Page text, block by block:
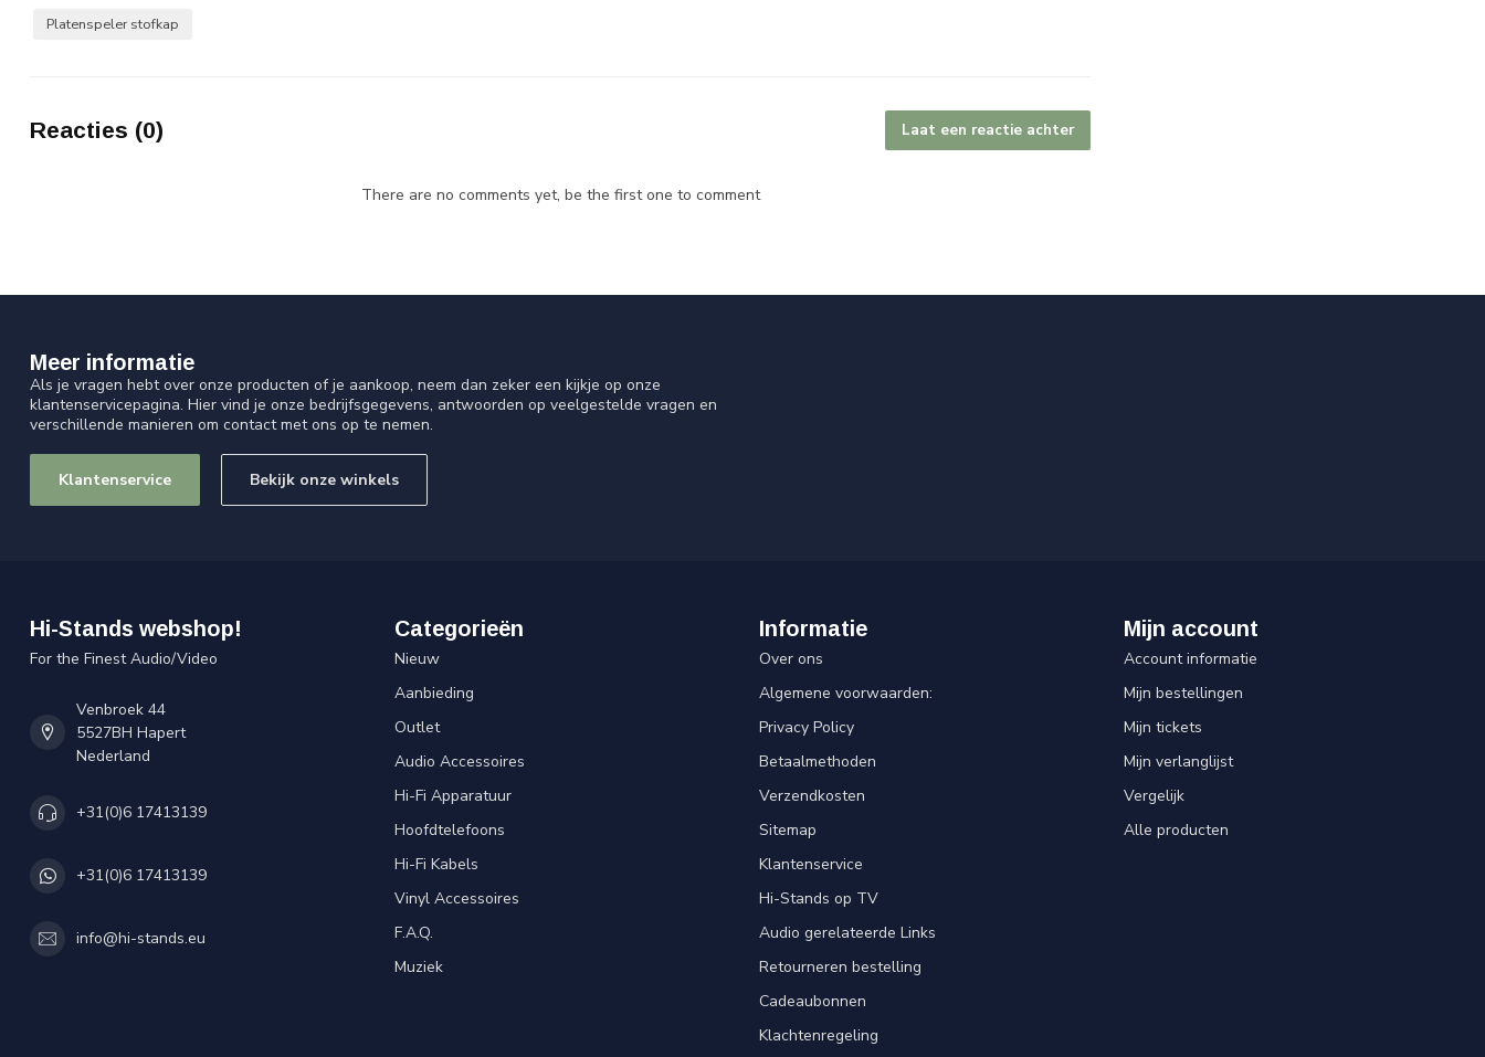
Platenspeler stofkap
Reacties (0) Laat een reactie achter
There are no comments yet, be the first one to comment
Meer informatie
Als je vragen hebt over onze producten of je aankoop, neem dan zeker een kijkje op onze
klantenservicepagina. Hier vind je onze bedrijfsgegevens, antwoorden op veelgestelde vragen en
verschillende manieren om contact met ons op te nemen.
Klantenservice Bekijk onze winkels
Hi-Stands webshop!
For the Finest Audio/Video
Venbroek 44
5527BH Hapert
Nederland
+31(0)6 17413139
+31(0)6 17413139
info@hi-stands.eu
Categorieën
Nieuw
Aanbieding
Outlet
Audio Accessoires
Hi-Fi Apparatuur
Hoofdtelefoons
Hi-Fi Kabels
Vinyl Accessoires
F.A.Q.
Muziek
Informatie
Over ons
Algemene voorwaarden:
Privacy Policy
Betaalmethoden
Verzendkosten
Sitemap
Klantenservice
Hi-Stands op TV
Audio gerelateerde Links
Retourneren bestelling
Cadeaubonnen
Klachtenregeling
Mijn account
Account informatie
Mijn bestellingen
Mijn tickets
Mijn verlanglijst
Vergelijk
Alle producten